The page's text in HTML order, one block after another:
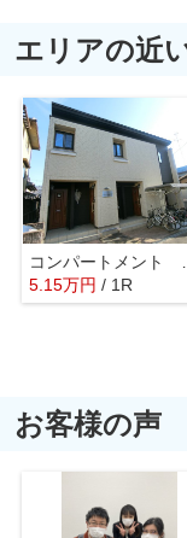
エリアの近
5.15万円 / 1R
お客様の声